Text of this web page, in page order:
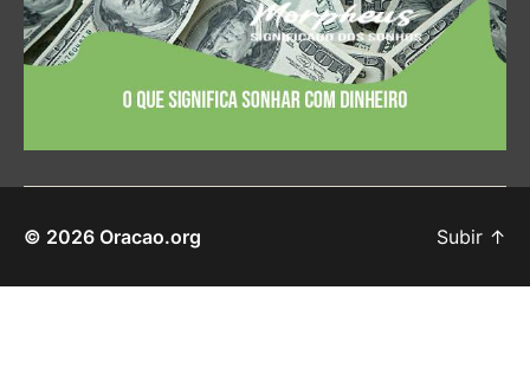
© 2026 Oracao.org Subir ↑